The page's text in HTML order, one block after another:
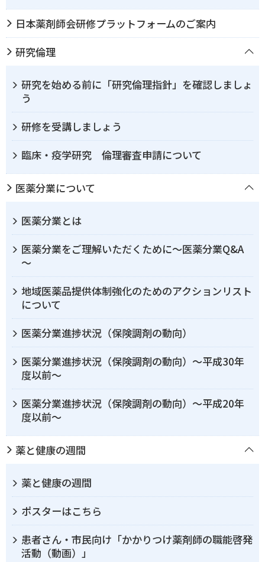
日本薬剤師会研修プラットフォームのご案内
研究倫理
研究を始める前に「研究倫理指針」を確認しましょ
う
研修を受講しましょう
臨床・疫学研究 倫理審査申請について
医薬分業について
医薬分業とは
医薬分業をご理解いただくために～医薬分業Q&A
～
地域医薬品提供体制強化のためのアクションリスト
について
医薬分業進捗状況（保険調剤の動向）
医薬分業進捗状況（保険調剤の動向）～平成30年
度以前～
医薬分業進捗状況（保険調剤の動向）～平成20年
度以前～
薬と健康の週間
薬と健康の週間
ポスターはこちら
患者さん・市民向け「かかりつけ薬剤師の職能啓発
活動（動画）」